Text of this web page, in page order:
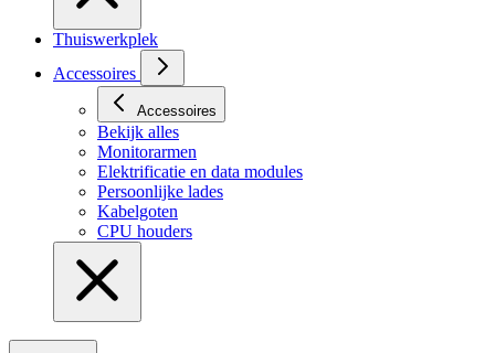
Thuiswerkplek
Accessoires
Accessoires
Bekijk alles
Monitorarmen
Elektrificatie en data modules
Persoonlijke lades
Kabelgoten
CPU houders